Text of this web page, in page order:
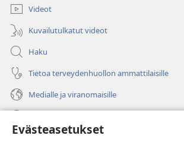
Evästeasetukset
Videot
Kuvailutulkatut videot
Haku
Tietoa terveydenhuollon ammattilaisille
Medialle ja viranomaisille